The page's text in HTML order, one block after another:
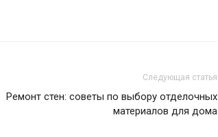
Следующая статья
Ремонт стен: советы по выбору отделочных
материалов для дома